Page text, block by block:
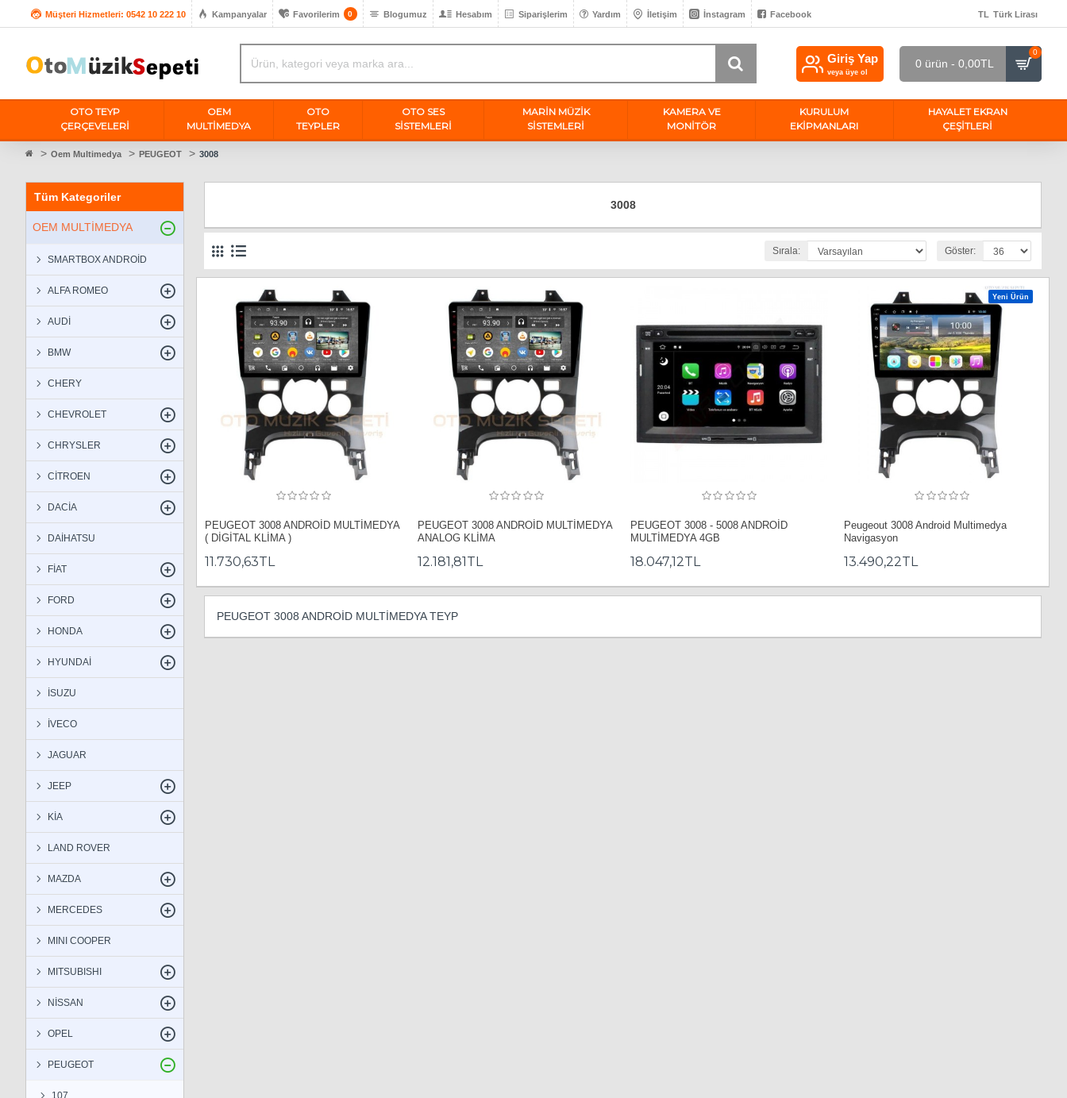
Müşteri Hizmetleri: 0542 10 222 10 Kampanyalar Favorilerim 0 Blogumuz Hesabım Siparişlerim Yardım İletişim İnstagram Facebook TL Türk Lirası
Giriş Yap
veya üye ol
0 ürün - 0,00TL
0
OTO TEYP
ÇERÇEVELERİ
OEM
MULTIMEDYA
OTO
TEYPLER
OTO SES
SISTEMLERI
MARİN MÜZİK
SİSTEMLERİ
KAMERA VE
MONİTÖR
KURULUM
EKİPMANLARI
HAYALET EKRAN
ÇEŞITLERI
Oem Multimedya PEUGEOT 3008
Tüm Kategoriler
OEM MULTİMEDYA
SMARTBOX ANDROİD
ALFA ROMEO
AUDİ
BMW
CHERY
CHEVROLET
CHRYSLER
CİTROEN
DACİA
DAİHATSU
FİAT
FORD
HONDA
HYUNDAİ
İSUZU
İVECO
JAGUAR
JEEP
KİA
LAND ROVER
MAZDA
MERCEDES
MINI COOPER
MITSUBISHI
NİSSAN
OPEL
PEUGEOT
107
3008
PEUGEOT 3008 ANDROİD MULTİMEDYA TEYP
Sırala: Göster:
PEUGEOT 3008 ANDROİD MULTİMEDYA
( DİGİTAL KLİMA )
11.730,63TL
PEUGEOT 3008 ANDROİD MULTİMEDYA
ANALOG KLİMA
12.181,81TL
PEUGEOT 3008 - 5008 ANDROİD
MULTİMEDYA 4GB
18.047,12TL
Yeni Ürün
Peugeout 3008 Android Multimedya
Navigasyon
13.490,22TL